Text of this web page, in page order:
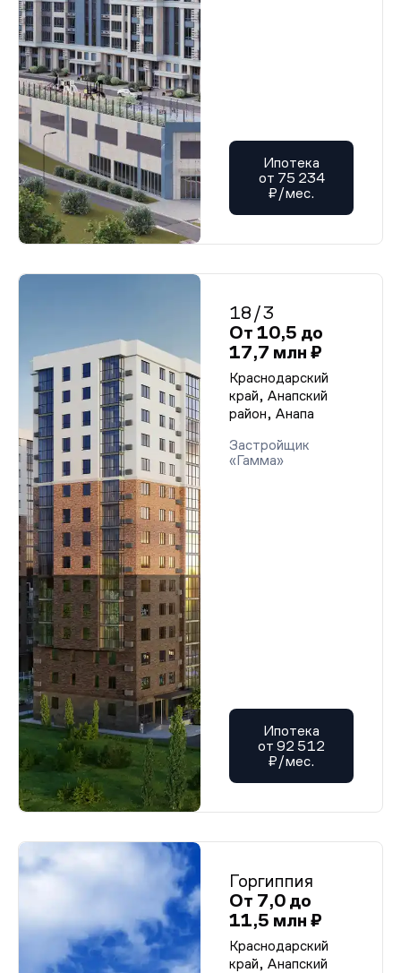
Ипотека
от 75 234
₽/мес.
18/3
От 10,5 до
17,7 млн ₽
Краснодарский
край, Анапский
район, Анапа
Застройщик
«Гамма»
Ипотека
от 92 512
₽/мес.
Горгиппия
От 7,0 до
11,5 млн ₽
Краснодарский
край, Анапский